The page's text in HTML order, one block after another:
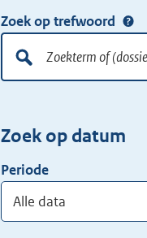
Doorzoek
alle
lokale
regelgeving
Zoek op trefwoord
(dossier)nummer
uw
of
(dossier)nummer
in
Zoek op datum
Periode